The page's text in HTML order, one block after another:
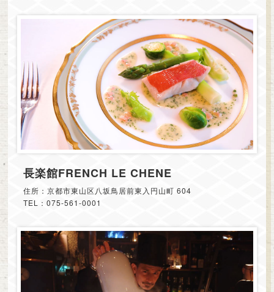
長楽館FRENCH LE CHENE
住所：京都市東山区八坂鳥居前東入円山町 604
TEL：075-561-0001